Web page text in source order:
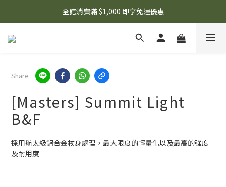
🌟 想知道現在有什麼優惠嗎？ 點擊查看最新優惠！
全館消費滿 $1,000 即享免運優惠
🌟 想知道現在有什麼優惠嗎？ 點擊查看最新優惠！
Share
[Masters] Summit Light
B&F
採用航太級鋁合金杖身處理，最大限度的輕量化以及最高的強度
及耐用度